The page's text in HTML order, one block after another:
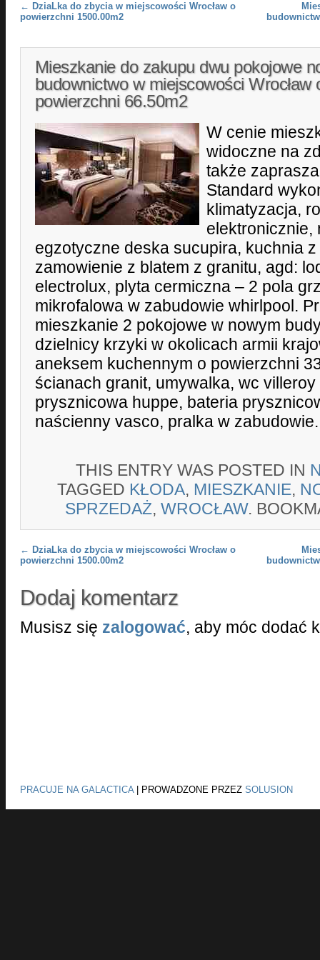
Post navigation
← DziaLka do zbycia w miejscowości Wrocław o
powierzchni 1500.00m2
Mieszkanie do zakupu dwu pokojowe
budownictwo w miejscowości Wrocław
powierzchni 66.50m2
W cenie
widoczne na
także
Standard
klimatyzacja,
elektronicznie,
egzotyczne deska sucupira, kuchnia
zamowienie z blatem z granitu, agd:
electrolux, plyta cermiczna – 2 pola
mikrofalowa w zabudowie whirlpool.
mieszkanie 2 pokojowe w nowym
dzielnicy krzyki w okolicach armii
aneksem kuchennym o powierzchni
ścianach granit, umywalka, wc
prysznicowa huppe, bateria
naścienny vasco, pralka w zabudowie.
THIS ENTRY WAS POSTED IN
TAGGED KŁODA, MIESZKANIE,
SPRZEDAŻ, WROCŁAW.
Post navigation
← DziaLka do zbycia w miejscowości Wrocław o
powierzchni 1500.00m2
Dodaj komentarz
Musisz się zalogować, aby móc dodać
PRACUJE NA GALACTICA| PROWADZONE PRZEZ SOLUSION